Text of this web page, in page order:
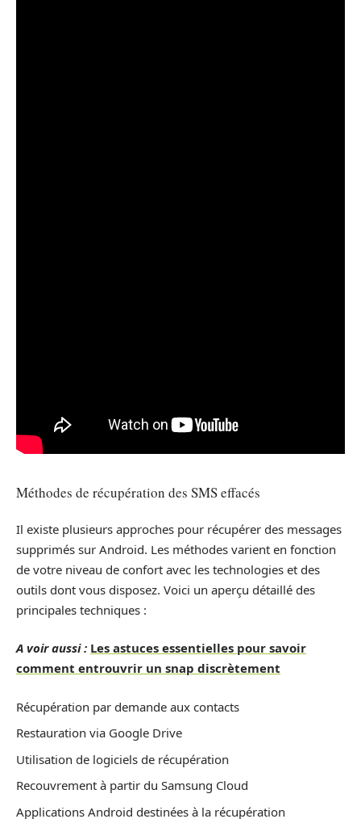
Méthodes de récupération des SMS effacés
Il existe plusieurs approches pour récupérer des messages
supprimés sur Android. Les méthodes varient en fonction
de votre niveau de confort avec les technologies et des
outils dont vous disposez. Voici un aperçu détaillé des
principales techniques :
A voir aussi : Les astuces essentielles pour savoir
comment entrouvrir un snap discrètement
Récupération par demande aux contacts
Restauration via Google Drive
Utilisation de logiciels de récupération
Recouvrement à partir du Samsung Cloud
Applications Android destinées à la récupération